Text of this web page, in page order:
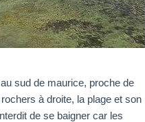
sud de maurice, proche de
à droite, la plage et son
de se baigner car les